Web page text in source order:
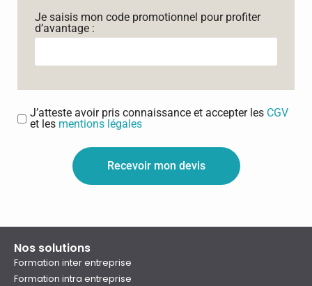
Je saisis mon code promotionnel pour profiter
d’avantage :
J’atteste avoir pris connaissance et accepter les CGV
et les mentions légales
Recevoir mon devis
Nos solutions
Formation inter entreprise
Formation intra entreprise